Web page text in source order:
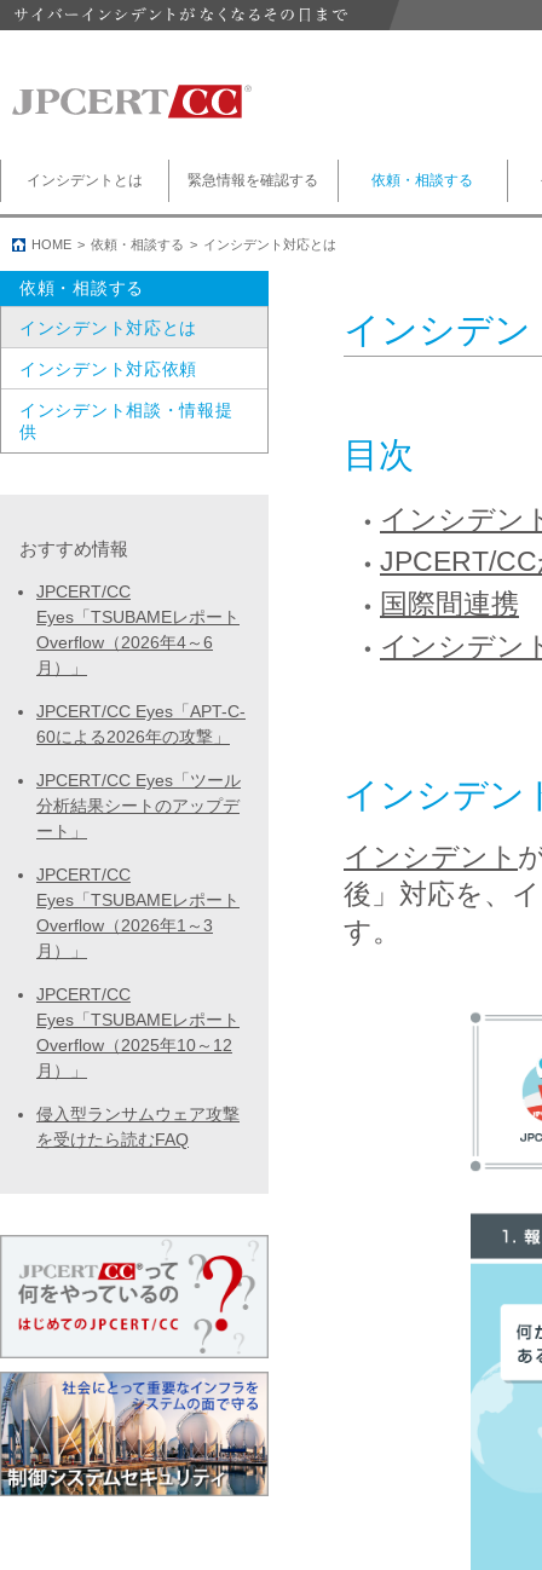
インシデントとは 緊急情報を確認する 依頼・相談する
HOME 依頼・相談する インシデント対応とは
インシデ
目次
インシデン
JPCERT/
国際間連携
インシデン
インシデン
インシデント
後」対応を、
す。
依頼・相談する
インシデント対応とは
インシデント対応依頼
インシデント相談・情報提
供
おすすめ情報
JPCERT/CC
Eyes「TSUBAMEレポート
Overflow（2026年4～6
月）」
JPCERT/CC Eyes「APT-C-
60による2026年の攻撃」
JPCERT/CC Eyes「ツール
分析結果シートのアップデ
ート」
JPCERT/CC
Eyes「TSUBAMEレポート
Overflow（2026年1～3
月）」
JPCERT/CC
Eyes「TSUBAMEレポート
Overflow（2025年10～12
月）」
侵入型ランサムウェア攻撃
を受けたら読むFAQ